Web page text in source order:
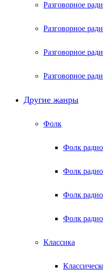
Разговорное
Разговорное
Разговорное
Разговорное
Другие жанры
Фолк
Фолк
Фолк
Фолк
Фолк
Классика